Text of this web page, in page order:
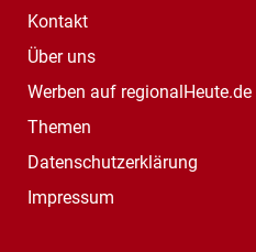
Kontakt
Über uns
Werben auf regionalHeute.de
Themen
Datenschutzerklärung
Impressum